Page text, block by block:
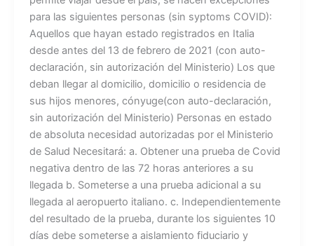
para las siguientes personas (sin syptoms COVID):
Aquellos que hayan estado registrados en Italia
desde antes del 13 de febrero de 2021 (con auto-
declaración, sin autorización del Ministerio) Los que
deban llegar al domicilio, domicilio o residencia de
sus hijos menores, cónyuge(con auto-declaración,
sin autorización del Ministerio) Personas en estado
de absoluta necesidad autorizadas por el Ministerio
de Salud Necesitará: a. Obtener una prueba de Covid
negativa dentro de las 72 horas anteriores a su
llegada b. Someterse a una prueba adicional a su
llegada al aeropuerto italiano. c. Independientemente
del resultado de la prueba, durante los siguientes 10
días debe someterse a aislamiento fiduciario y